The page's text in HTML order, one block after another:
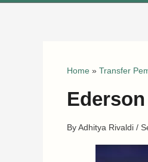
Home » Transfer
ByAdhitya Rivaldi /